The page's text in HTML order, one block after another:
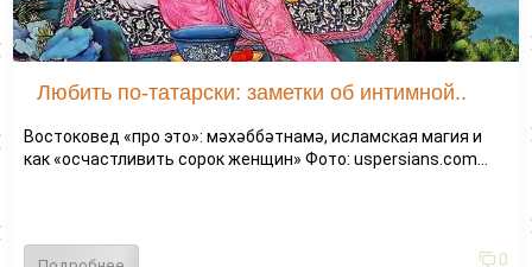
Любить по-татарски: заметки об интимной..
Востоковед «про это»: мәхәббәтнамә, исламская магия и
как «осчастливить сорок женщин» Фото: uspersians.com...
0